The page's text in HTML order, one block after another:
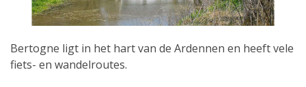
Bertogne ligt in het hart van de Ardennen en heeft vele
fiets- en wandelroutes.